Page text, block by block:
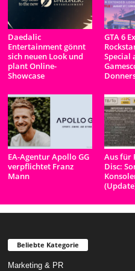
Daedalic
Entertainment gönnt
sich neuen Look und
plant Online-
Showcase
GTA 6
Special
EA-Agentur Apollo GG
verpflichtet Franz
Mann
Aus für
Disc:
Beliebte Kategorie
Marketing & PR